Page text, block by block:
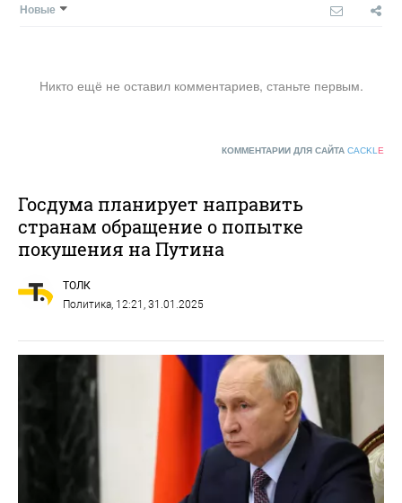
Новые
Никто ещё не оставил комментариев, станьте первым.
КОММЕНТАРИИ ДЛЯ САЙТА CACKL E
Госдума планирует направить
странам обращение о попытке
покушения на Путина
ТОЛК
Политика, 12:21, 31.01.2025